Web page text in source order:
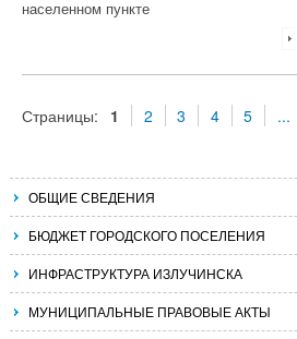
населенном пункте
Страницы: 1 2 3 4 5 ...
ОБЩИЕ СВЕДЕНИЯ
БЮДЖЕТ ГОРОДСКОГО ПОСЕЛЕНИЯ
ИНФРАСТРУКТУРА ИЗЛУЧИНСКА
МУНИЦИПАЛЬНЫЕ ПРАВОВЫЕ АКТЫ